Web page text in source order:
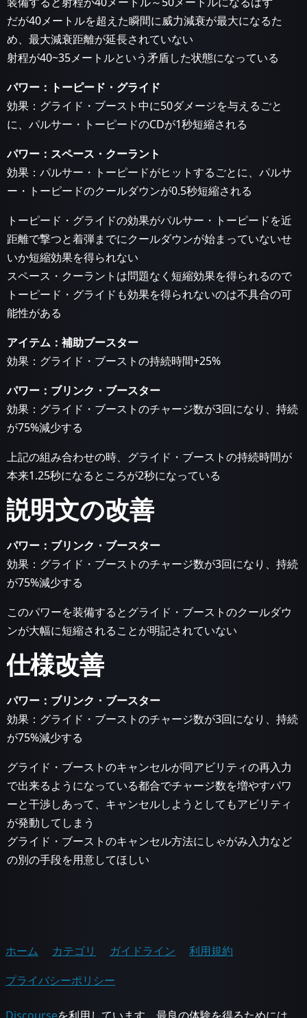
だが40メートルを超えた瞬間に威力減衰が最大になるた
め、最大減衰距離が延長されていない
射程が40~35メートルという矛盾した状態になっている
パワー：トーピード・グライド
効果：グライド・ブースト中に50ダメージを与えるごと
に、パルサー・トーピードのCDが1秒短縮される
パワー：スペース・クーラント
効果：パルサー・トーピードがヒットするごとに、パルサ
ー・トーピードのクールダウンが0.5秒短縮される
トーピード・グライドの効果がパルサー・トーピードを近
距離で撃つと着弾までにクールダウンが始まっていないせ
いか短縮効果を得られない
スペース・クーラントは問題なく短縮効果を得られるので
トーピード・グライドも効果を得られないのは不具合の可
能性がある
アイテム：補助ブースター
効果：グライド・ブーストの持続時間+25%
パワー：ブリンク・ブースター
効果：グライド・ブーストのチャージ数が3回になり、持続
が75%減少する
上記の組み合わせの時、グライド・ブーストの持続時間が
本来1.25秒になるところが2秒になっている
説明文の改善
パワー：ブリンク・ブースター
効果：グライド・ブーストのチャージ数が3回になり、持続
が75%減少する
このパワーを装備するとグライド・ブーストのクールダウ
ンが大幅に短縮されることが明記されていない
仕様改善
パワー：ブリンク・ブースター
効果：グライド・ブーストのチャージ数が3回になり、持続
が75%減少する
グライド・ブーストのキャンセルが同アビリティの再入力
で出来るようになっている都合でチャージ数を増やすパワ
ーと干渉しあって、キャンセルしようとしてもアビリティ
が発動してしまう
グライド・ブーストのキャンセル方法にしゃがみ入力など
の別の手段を用意してほしい
ホーム カテゴリ ガイドライン
利用規約
プライバシーポリシー